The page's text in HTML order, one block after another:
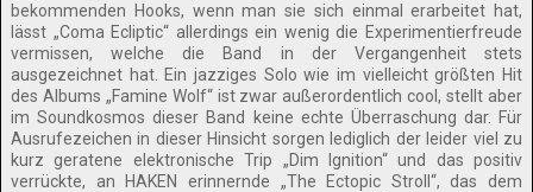
bekommenden Hooks, wenn man sie sich einmal erarbeitet hat,
lässt „Coma Ecliptic“ allerdings ein wenig die Experimentierfreude
vermissen, welche die Band in der Vergangenheit stets
ausgezeichnet hat. Ein jazziges Solo wie im vielleicht größten Hit
des Albums „Famine Wolf“ ist zwar außerordentlich cool, stellt aber
im Soundkosmos dieser Band keine echte Überraschung dar. Für
Ausrufezeichen in dieser Hinsicht sorgen lediglich der leider viel zu
kurz geratene elektronische Trip „Dim Ignition“ und das positiv
verrückte, an HAKEN erinnernde „The Ectopic Stroll“, das dem